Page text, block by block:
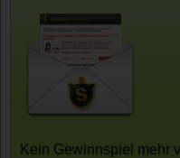
Kein Gewinnspiel mehr